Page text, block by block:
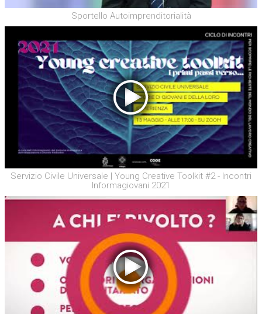
Sportello Autoimprenditorialità
Servizio Civile Universale | Young Creative Toolkit #2 - Incontri
Informagiovani 2021